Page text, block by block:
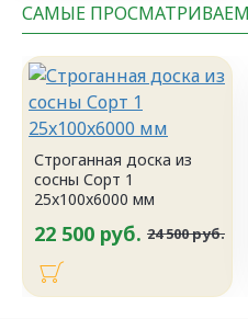
САМЫЕ
Строганная доска из
сосны Сорт 1
25x100x6000 мм
22 500 руб. 24 500 руб.